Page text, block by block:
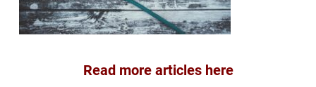
Read more articles here